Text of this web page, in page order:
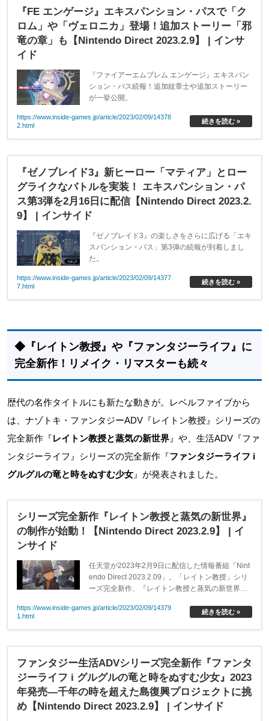
『FE エンゲージ』エキスパンション・パスで「ク
ロム」や「ヴェロニカ」登場！追加ストーリー「邪
竜の章」も【Nintendo Direct 2023.2.9】 | インサ
イド
『ファイアーエムブレム エンゲージ』エキスパン
ション・パス続報！追加紋章士や追加ストーリー
が一挙公開。
https://www.inside-games.jp/article/2023/02/09/14378
2.html
続きを読む »
『ゼノブレイド3』新ヒーロー「マティア」とロー
グライクなバトルを実装！ エキスパンション・パ
ス第3弾を2月16日に配信【Nintendo Direct 2023.2.
9】 | インサイド
『ゼノブレイド3』の楽しさをさらに広げる「エキ
スパンション・パス」第3弾の続報が到着しまし
た。
https://www.inside-games.jp/article/2023/02/09/14377
7.html
続きを読む »
◆『レイトン教授』や『ファンタジーライフ』に
完全新作！リメイク・リマスターも続々
歴代の名作タイトルにも新たな動きが。レベルファイブから
は、ナゾトキ・ファンタジーADV『レイトン教授』シリーズの
完全新作『レイトン教授と蒸気の新世界 』や、生活ADV『ファ
ンタジーライフ』シリーズの完全新作『ファンタジーライフ i
グルグルの竜と時をぬすむ少女 』が発表されました。
シリーズ完全新作『レイトン教授と蒸気の新世界』
の制作が始動！【Nintendo Direct 2023.2.9】 | イ
ンサイド
任天堂が2023年2月9日に配信した情報番組「Nint
endo Direct 2023.2.09」。「レイトン教授」シリ
ーズ完全新作、『レイトン教授と蒸気の新世界』
https://www.inside-games.jp/article/2023/02/09/14379
1.html
続きを読む »
ファンタジー生活ADVシリーズ完全新作『ファンタ
ジーライフ i グルグルの竜と時をぬすむ少女』2023
年発売―千年の時を超えた島復興プロジェクトに挑
め【Nintendo Direct 2023.2.9】 | インサイド